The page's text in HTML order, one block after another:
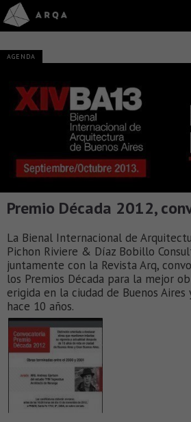
AGENDA
Premio Década 2012,
La Bienal Internacional de
Pichon Riviere & Díaz Bobillo
juntamente con la Revista Arq,
los Premios Década para la mejor
erigida en la ciudad de Buenos Aires
hace 10 años.